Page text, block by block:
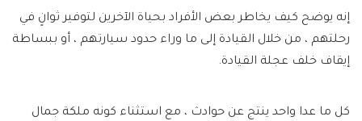
إنه يوضح كيف يخاطر بعض الأفراد بحياة الآخرين لتوفير ثوانٍ في
رحلتهم ، من خلال القيادة إلى ما وراء حدود سيارتهم ، أو ببساطة
إيقاف خلف عجلة القيادة.
كل ما عدا واحد ينتج عن حوادث ، مع استثناء كونه ملكة جمال